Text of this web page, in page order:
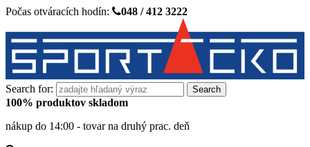
Počas otváracích hodín: 048 / 412 3222
Search for:
100% produktov skladom
nákup do 14:00 - tovar na druhý prac. deň